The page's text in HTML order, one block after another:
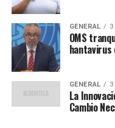
“La
es una
lucha por
territorial
las calles”,
GENERAL
OMS
GENERAL
La
Cambio